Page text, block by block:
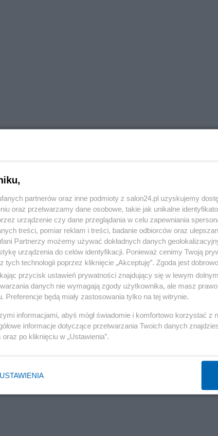
partnerów oraz inne podmioty z salon24.pl uzyskujemy
oraz przetwarzamy dane osobowe, takie jak unikalne
urządzenie czy dane przeglądania w celu zapewniania
treści, pomiar reklam i treści, badanie odbiorców oraz
Partnerzy możemy używać dokładnych danych
urządzenia do celów identyfikacji. Ponieważ cenimy Twoją
tych technologii poprzez kliknięcie „Akceptuję”. Zgoda jest
przycisk ustawień prywatności znajdujący się w lewym
danych nie wymagają zgody użytkownika, ale masz
Preferencje będą miały zastosowania tylko na tej witrynie.
informacjami, abyś mógł świadomie i komfortowo korzystać z
informacje dotyczące przetwarzania Twoich danych
oraz po kliknięciu w „Ustawienia”.
USTAWIENIA